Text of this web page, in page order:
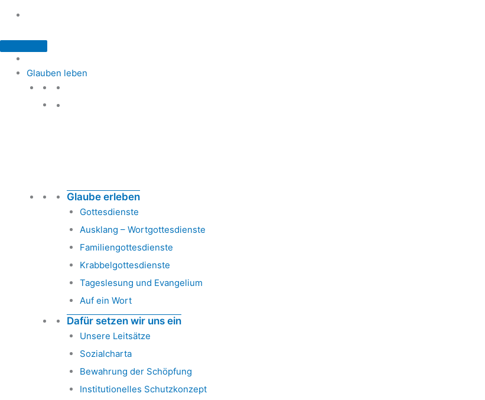
Glauben leben
Glaube erleben
Gottesdienste
Ausklang – Wortgottesdienste
Familiengottesdienste
Krabbelgottesdienste
Tageslesung und Evangelium
Auf ein Wort
Dafür setzen wir uns ein
Unsere Leitsätze
Sozialcharta
Bewahrung der Schöpfung
Institutionelles Schutzkonzept